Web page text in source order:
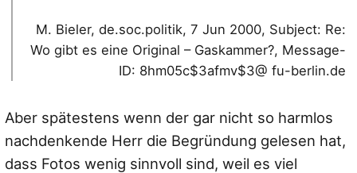
M. Bieler, de.soc.politik, 7 Jun 2000, Subject: Re:
Wo gibt es eine Original – Gaskammer?, Message-
ID: 8hm05c$3afmv$3@ fu-berlin.de
Aber spätestens wenn der gar nicht so harmlos
nachdenkende Herr die Begründung gelesen hat,
dass Fotos wenig sinnvoll sind, weil es viel